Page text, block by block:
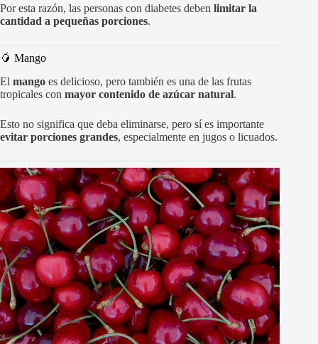
Por esta razón, las personas con diabetes deben limitar la
cantidad a pequeñas porciones.
🥭 Mango
El mango es delicioso, pero también es una de las frutas
tropicales con mayor contenido de azúcar natural.
Esto no significa que deba eliminarse, pero sí es importante
evitar porciones grandes, especialmente en jugos o licuados.